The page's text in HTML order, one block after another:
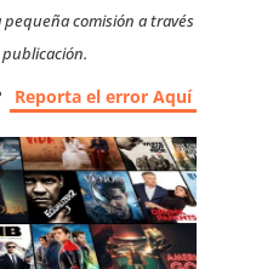
comisión a través
Reporta el error Aquí